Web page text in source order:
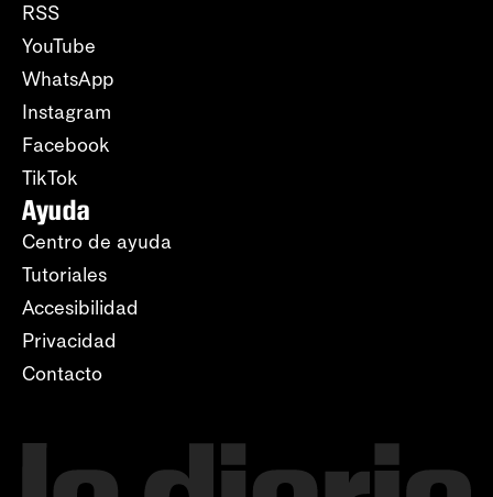
RSS
YouTube
WhatsApp
Instagram
Facebook
TikTok
Ayuda
Centro de ayuda
Tutoriales
Accesibilidad
Privacidad
Contacto